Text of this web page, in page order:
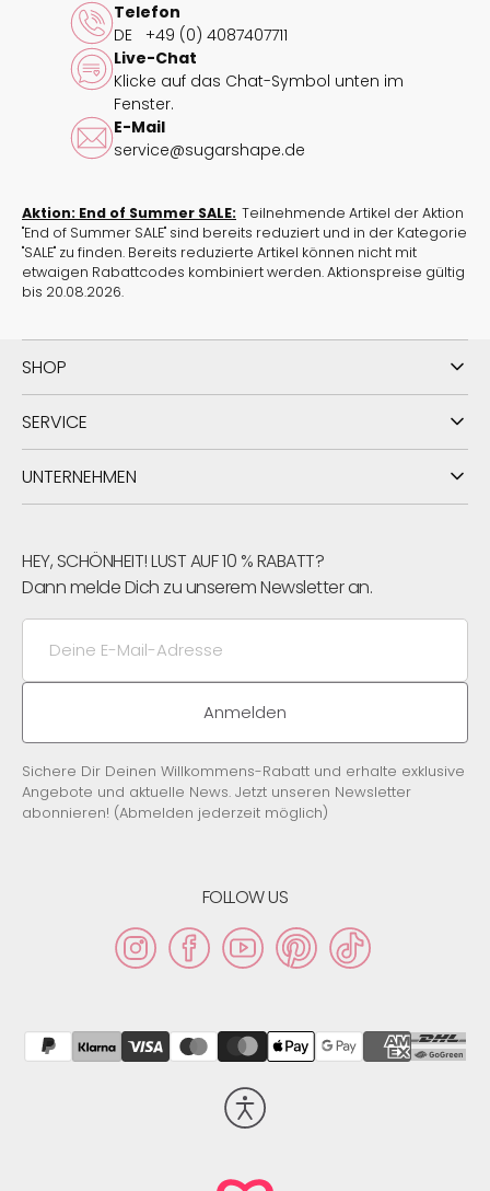
Stöbere durch passende
Entdecke weitere Produkte aus der
Kollektion Valerie & Vienna.
Nutze unserenGrößenrechner
Größe zu ermitteln.
Telefon
DE
+49 (0) 4087407711
Live-Chat
Klicke auf das Chat-Symbol unten im
Fenster.
E-Mail
service@sugarshape.de
Aktion: End of Summer SALE: Teilnehmende Artikel der Aktion
"End of Summer SALE" sind bereits reduziert und in der Kategorie
"SALE" zu finden. Bereits reduzierte Artikel können nicht mit
etwaigen Rabattcodes kombiniert werden. Aktionspreise gültig
bis 20.08.2026.
SHOP
SERVICE
UNTERNEHMEN
HEY, SCHÖNHEIT! LUST AUF 10 % RABATT?
Dann melde Dich zu unserem Newsletter an.
Deine
Mail-
Anmelden
Sichere Dir Deinen Willkommens-Rabatt und erhalte exklusive
Angebote und aktuelle News. Jetzt unseren Newsletter
abonnieren! (Abmelden jederzeit möglich)
FOLLOW US
InstagramFacebookYouTubePinterestTikTok